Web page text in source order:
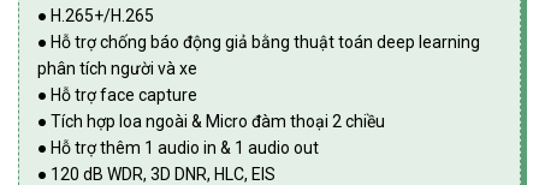
● H.265+/H.265
● Hỗ trợ chống báo động giả bằng thuật toán deep learning
phân tích người và xe
● Hỗ trợ face capture
● Tích hợp loa ngoài & Micro đàm thoại 2 chiều
● Hỗ trợ thêm 1 audio in & 1 audio out
● 120 dB WDR, 3D DNR, HLC, EIS